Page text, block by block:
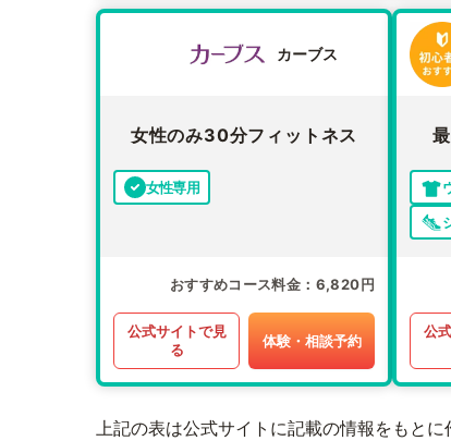
カーブス
女性のみ30分フィットネス
女性専用
おすすめコース料金 6,820円
公式サイトで見
る
体験・相談予約
公
上記の表は公式サイトに記載の情報をもと